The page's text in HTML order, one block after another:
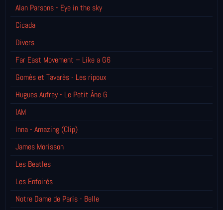
Alan Parsons - Eye in the sky
Cicada
Divers
Far East Movement – Like a G6
Gomès et Tavarès - Les ripoux
Hugues Aufrey - Le Petit Âne G
IAM
Inna - Amazing (Clip)
James Morisson
Les Beatles
Les Enfoirés
Notre Dame de Paris - Belle